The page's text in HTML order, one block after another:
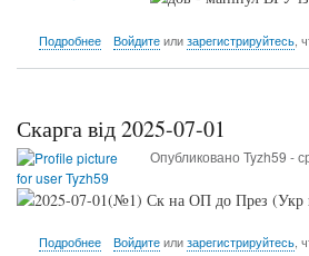
Подробнеео
відмовили
праві
юридично
бути
народом
Войдитеили зарегистрируйтесь,
Скарга від 2025-07-01
Опубликовано Tyzh59 -
Подробнеео
Войдитеили зарегистрируйтесь,